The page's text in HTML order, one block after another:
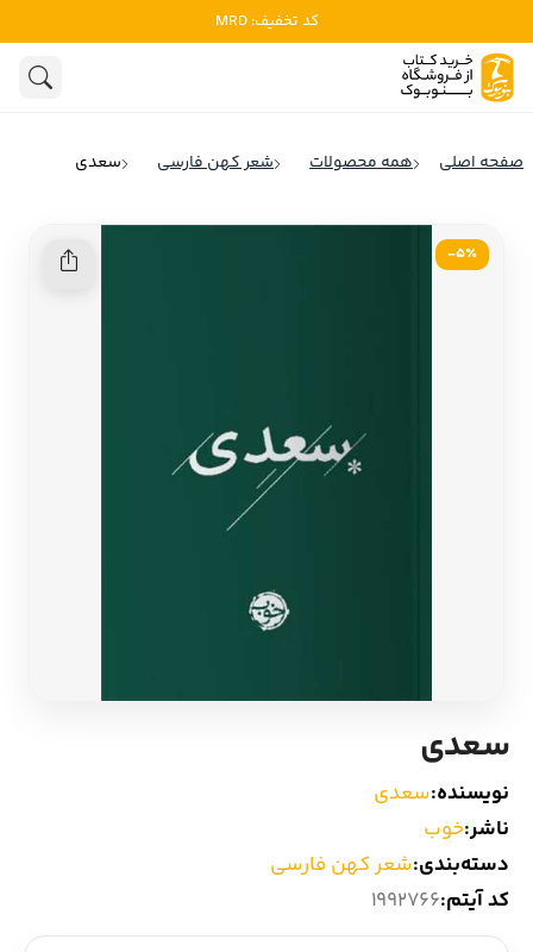
کد تخفیف: MRD
ادبیات
تاریخ و سیاست
ادبیات انگلیس
ادبیات آلمان
ادبیات ترکیه
ادبیات آسیا
شعر و متون کهن
صفحه اصلی همه محصولات شعر کهن فارسی سعدی
5٪-
سعدی
نویسنده:سعدی
ناشر:خوب
دسته‌بندی:شعر کهن فارسی
کد آیتم:1992766